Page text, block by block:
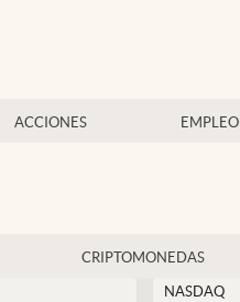
ACCIONES EMPLEO
CRIPTOMONEDAS
NASDAQ